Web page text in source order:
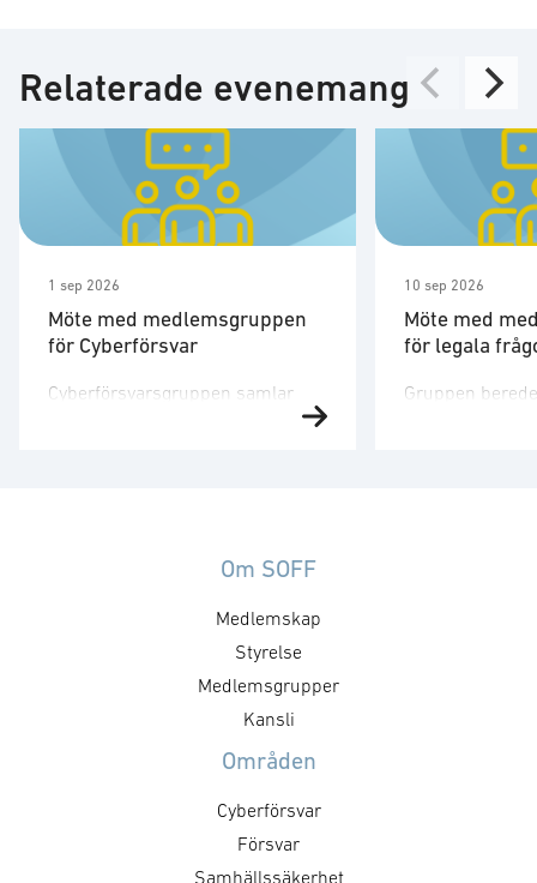
Relaterade evenemang
1 sep 2026
Möte med medlemsgruppen
för Cyberförsvar
Cyberförsvarsgruppen samlar
utefter en årligt fastställd
mål och aktiviteter. Syftet med
mötet är att utveckla föreningens
positioner inom cyberområdet,
att besluta om kommande
samt att nätverka mellan
Målsättningen är att det ska …
10 sep 2026
Möte med
för legala
Gruppen
Om SOFF
Medlemskap
Styrelse
Medlemsgrupper
Kansli
Områden
Cyberförsvar
Försvar
Samhällssäkerhet